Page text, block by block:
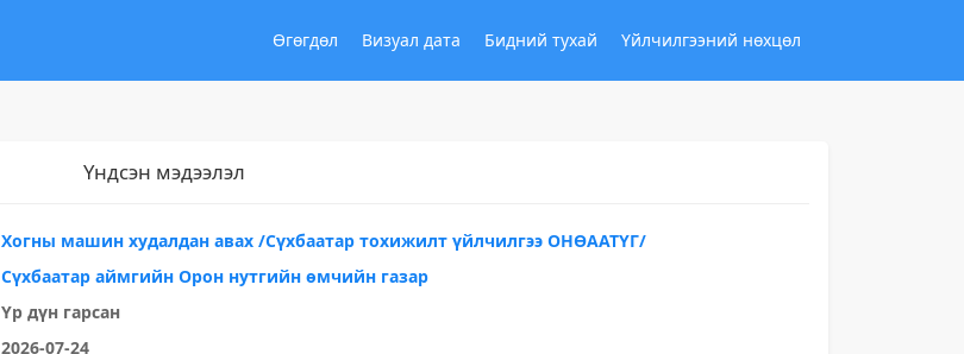
Өгөгдөл Визуал дата Бидний тухай Үйлчилгээний нөхцөл
Үндсэн мэдээлэл
Хогны машин худалдан авах /Сүхбаатар тохижилт үйлчилгээ ОНӨААТҮГ/
Сүхбаатар аймгийн Орон нутгийн өмчийн газар
Үр дүн гарсан
2026-07-24